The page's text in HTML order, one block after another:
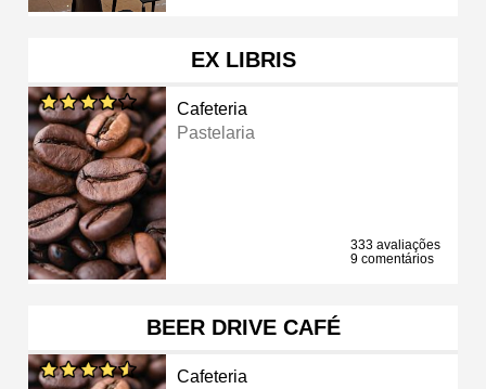
EX LIBRIS
Cafeteria
Pastelaria
333 avaliações
9 comentários
BEER DRIVE CAFÉ
Cafeteria